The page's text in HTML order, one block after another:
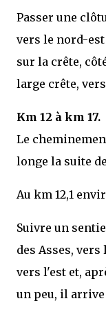
Passer une
vers le nord-
sur la crête,
large crête,
Km 12 à km 17.
Le
longe la suite
Au km 12,1
Suivre un
des Asses,
vers l'est et,
un peu, il arrive